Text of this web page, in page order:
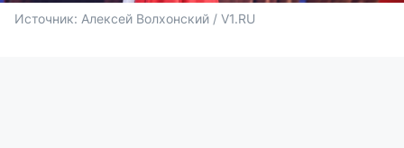
Источник: Алексей Волхонский / V1.RU